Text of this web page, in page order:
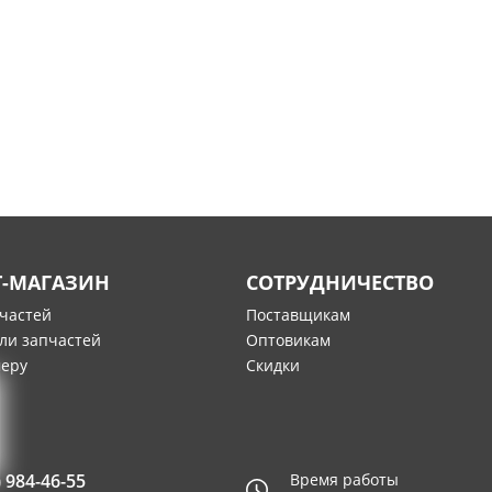
МАГАЗИН
запчастей
СОТРУДНИЧЕСТВО
Поставщикам
Оптовикам
Скидки
984-46-55
Время работы